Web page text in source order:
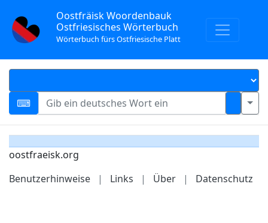
Oostfräisk Woordenbauk
Ostfriesisches Wörterbuch
Wörterbuch fürs Ostfriesische Platt
oostfraeisk.org
Benutzerhinweise
| Links | Über | Datenschutz